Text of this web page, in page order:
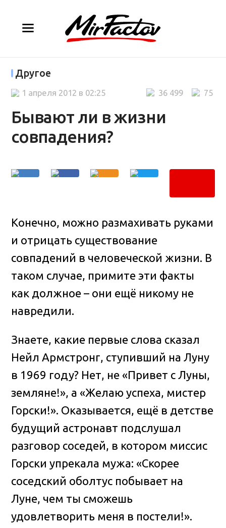
Другое
Бывают ли в жизни
совпадения?
75
36 499
1 апреля 2012 в 02:25
Конечно, можно размахивать руками
и отрицать существование
совпадений в человеческой жизни. В
таком случае, примите эти факты
как должное – они ещё никому не
навредили.
Знаете, какие первые слова сказал
Нейл Армстронг, ступивший на Луну
в 1969 году? Нет, не «Привет с Луны,
земляне!», а «Желаю успеха, мистер
Горски!». Оказывается, ещё в детстве
будущий астронавт подслушал
разговор соседей, в котором миссис
Горски упрекала мужа: «Скорее
соседский оболтус побывает на
Луне, чем ты сможешь
удовлетворить меня в постели!».